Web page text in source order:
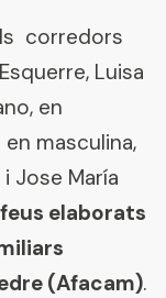
corredors
Luisa
en
masculina,
Jose María
elaborats
(Afacam).